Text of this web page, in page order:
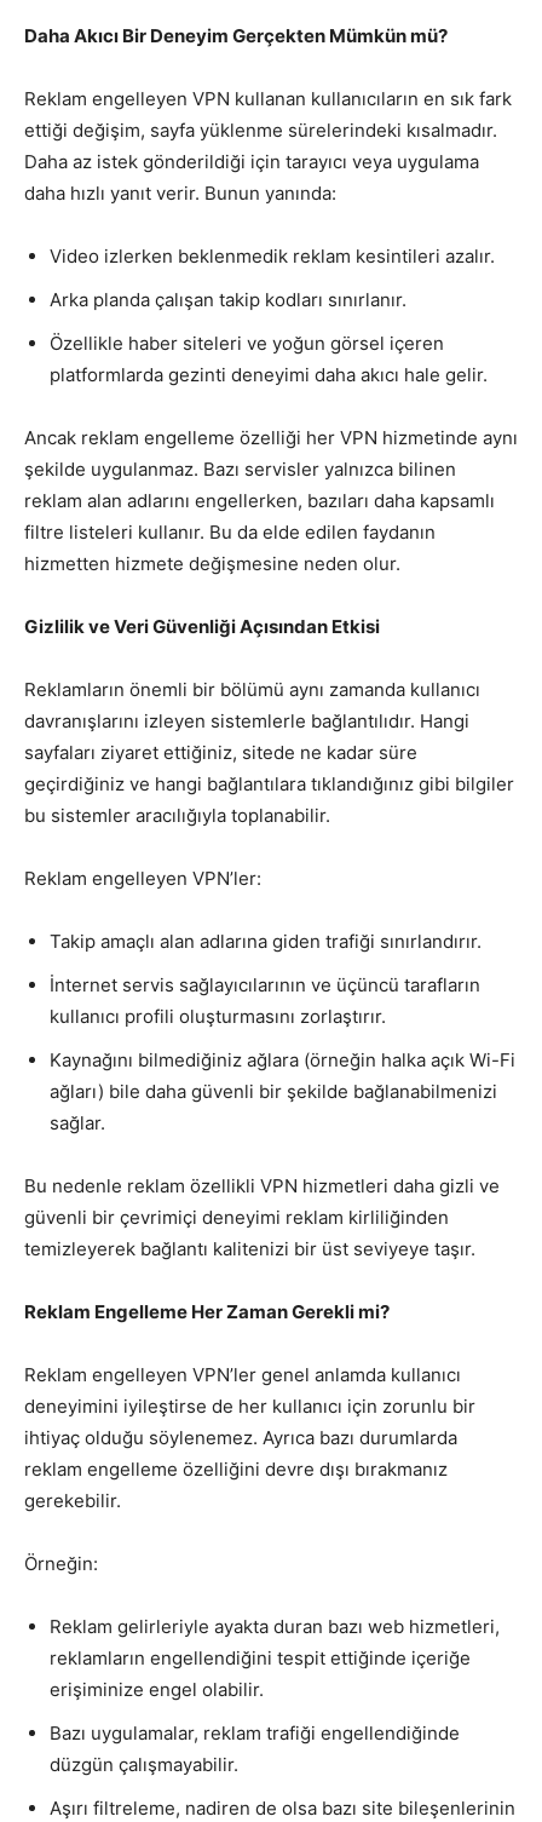
Daha Akıcı Bir Deneyim Gerçekten Mümkün mü?
Reklam engelleyen VPN kullanan kullanıcıların en sık fark
ettiği değişim, sayfa yüklenme sürelerindeki kısalmadır.
Daha az istek gönderildiği için tarayıcı veya uygulama
daha hızlı yanıt verir. Bunun yanında:
Video izlerken beklenmedik reklam kesintileri azalır.
Arka planda çalışan takip kodları sınırlanır.
Özellikle haber siteleri ve yoğun görsel içeren
platformlarda gezinti deneyimi daha akıcı hale gelir.
Ancak reklam engelleme özelliği her VPN hizmetinde aynı
şekilde uygulanmaz. Bazı servisler yalnızca bilinen
reklam alan adlarını engellerken, bazıları daha kapsamlı
filtre listeleri kullanır. Bu da elde edilen faydanın
hizmetten hizmete değişmesine neden olur.
Gizlilik ve Veri Güvenliği Açısından Etkisi
Reklamların önemli bir bölümü aynı zamanda kullanıcı
davranışlarını izleyen sistemlerle bağlantılıdır. Hangi
sayfaları ziyaret ettiğiniz, sitede ne kadar süre
geçirdiğiniz ve hangi bağlantılara tıklandığınız gibi bilgiler
bu sistemler aracılığıyla toplanabilir.
Reklam engelleyen VPN’ler:
Takip amaçlı alan adlarına giden trafiği sınırlandırır.
İnternet servis sağlayıcılarının ve üçüncü tarafların
kullanıcı profili oluşturmasını zorlaştırır.
Kaynağını bilmediğiniz ağlara (örneğin halka açık Wi-Fi
ağları) bile daha güvenli bir şekilde bağlanabilmenizi
sağlar.
Bu nedenle reklam özellikli VPN hizmetleri daha gizli ve
güvenli bir çevrimiçi deneyimi reklam kirliliğinden
temizleyerek bağlantı kalitenizi bir üst seviyeye taşır.
Reklam Engelleme Her Zaman Gerekli mi?
Reklam engelleyen VPN’ler genel anlamda kullanıcı
deneyimini iyileştirse de her kullanıcı için zorunlu bir
ihtiyaç olduğu söylenemez. Ayrıca bazı durumlarda
reklam engelleme özelliğini devre dışı bırakmanız
gerekebilir.
Örneğin:
Reklam gelirleriyle ayakta duran bazı web hizmetleri,
reklamların engellendiğini tespit ettiğinde içeriğe
erişiminize engel olabilir.
Bazı uygulamalar, reklam trafiği engellendiğinde
düzgün çalışmayabilir.
Aşırı filtreleme, nadiren de olsa bazı site bileşenlerinin